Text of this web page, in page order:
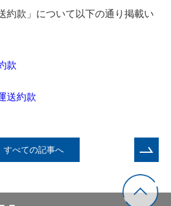
約款」について以下の通り掲載い
款
送約款
すべての記事へ